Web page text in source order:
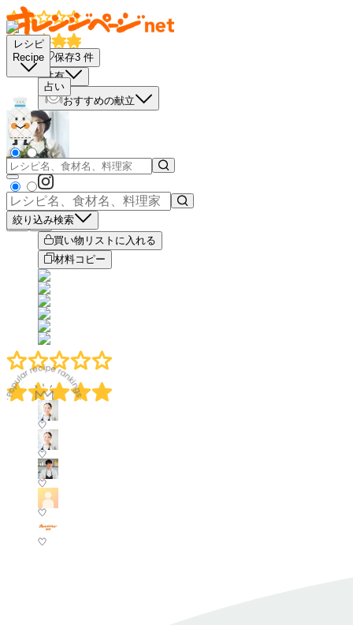
レシピ
Recipe
占い
絞り込み検索
保存3 件
共有
おすすめの献立
－
＋
買い物リストに入れる
材料コピー